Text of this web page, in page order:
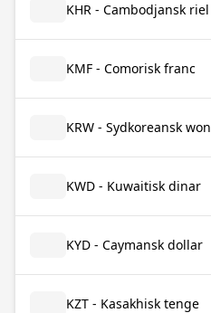
KHR - Cambodjansk riel
KMF - Comorisk franc
KRW - Sydkoreansk won
KWD - Kuwaitisk dinar
KYD - Caymansk dollar
KZT - Kasakhisk tenge